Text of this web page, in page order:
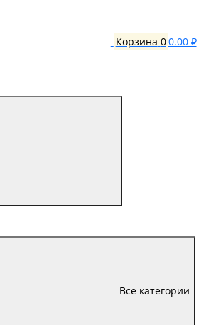
Корзина 00.00 ₽
Все категории